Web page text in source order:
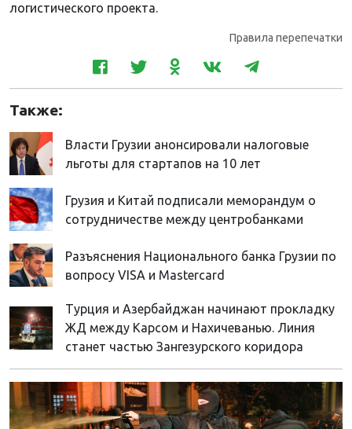
логистического проекта.
Правила перепечатки
Также:
Власти Грузии анонсировали налоговые
льготы для стартапов на 10 лет
Грузия и Китай подписали меморандум о
сотрудничестве между центробанками
Разъяснения Национального банка Грузии по
вопросу VISA и Mastercard
Турция и Азербайджан начинают прокладку
ЖД между Карсом и Нахичеванью. Линия
станет частью Зангезурского коридора